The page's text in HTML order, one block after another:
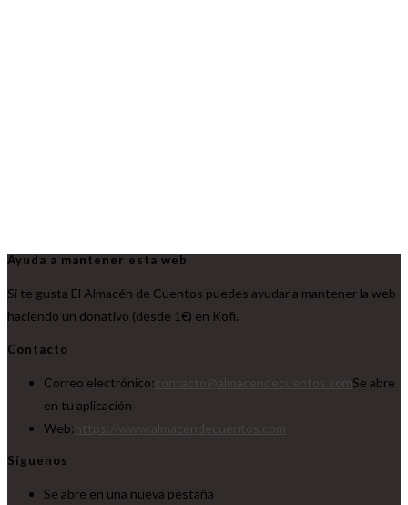
Ayuda a mantener esta web
Si te gusta El Almacén de Cuentos puedes ayudar a mantener la web
haciendo un donativo (desde 1€) en Kofi.
Contacto
Correo electrónico:
Se abre
en tu aplicación
Web:
Síguenos
Se abre en una nueva pestaña